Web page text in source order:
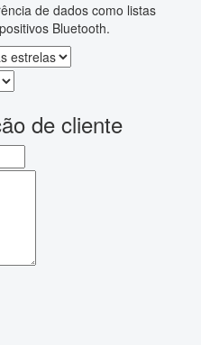
de dados como listas
Bluetooth.
de cliente